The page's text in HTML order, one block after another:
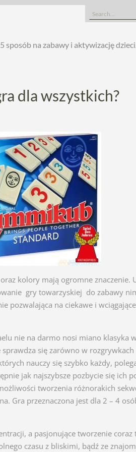
Search
for:
sposób na zabawy i aktywizację
dla wszystkich?
kolory mają ogromne znaczenie.
gry towarzyskiej do zabawy
pozwalająca na ciekawe i
nie na darmo nosi miano klasyka
się zarówno w
nauczy się szybko każdy,
jak najszybsze pozbycie się ich
tworzenia różnorakich
Gra przeznaczona jest dla 2 – 4
a pasjonujące tworzenie
czasu z bliskimi, bądź ze